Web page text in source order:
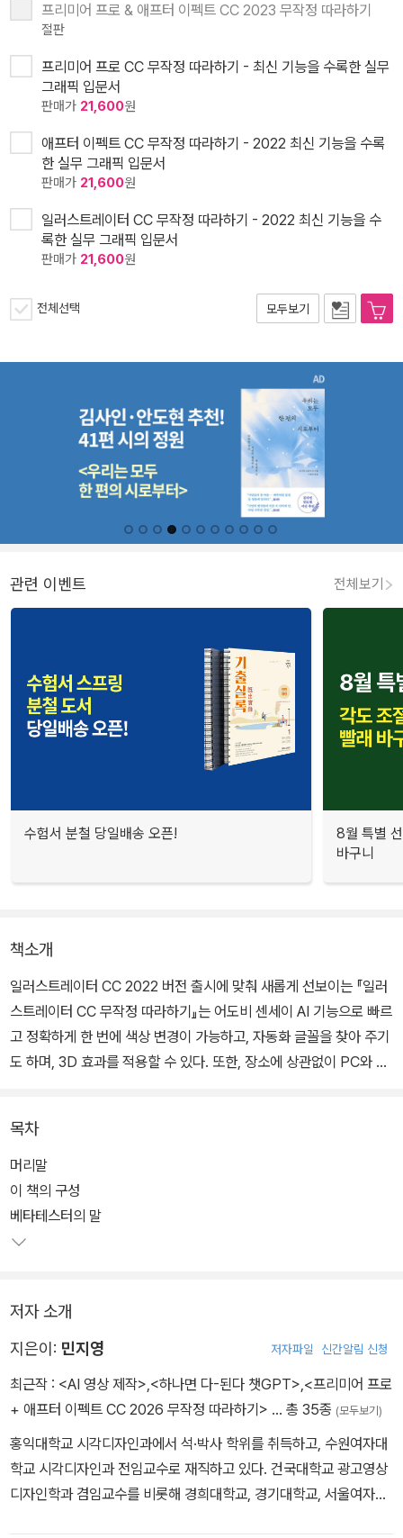
프리미어 프로 & 애프터 이펙트 CC 2023 무작정 따라하기
절판
프리미어 프로 CC 무작정 따라하기 - 최신 기능을 수록한 실무
그래픽 입문서
판매가 21,600원
애프터 이펙트 CC 무작정 따라하기 - 2022 최신 기능을 수록
한 실무 그래픽 입문서
판매가 21,600원
일러스트레이터 CC 무작정 따라하기 - 2022 최신 기능을 수
록한 실무 그래픽 입문서
판매가 21,600원
전체선택 모두보기
관련 이벤트 전체보기
수험서 분철 당일배송 오픈!
8월 특별
바구니
책소개
일러스트레이터 CC 2022 버전 출시에 맞춰 새롭게 선보이는 『일러
스트레이터 CC 무작정 따라하기』는 어도비 센세이 AI 기능으로 빠르
고 정확하게 한 번에 색상 변경이 가능하고, 자동화 글꼴을 찾아 주기
도 하며, 3D 효과를 적용할 수 있다. 또한, 장소에 상관없이 PC와 아
이 책에서는 단 한 권으로, 쉽고 빠르게 일러스트레이터를 배울 수 있
도록 핵심 기능과 실무 따라하기 예제를 연계하여 구성하였다. 체계
적이고 효율적인 학습을 위해 「우선순위 TOP 20」, 「핵심 키워드」,
「신기능&중요」, 초급과 중급으로 나눠 공부할 수 있는 「학습 계획」 코
학습 시 궁금한 점은 「왜 그럴까?」, 「길벗 독자지원센터」를 통해 바로
해결할 수 있다. 동영상으로 배우는 「혼자 해 보기」는 학습한 부분을
수 있도록 신기능 별책 부록을 제공하고 있다.
목차
머리말
이 책의 구성
베타테스터의 말
저자 소개
지은이: 민지영 저자파일 신간알림 신청
최근작 : <AI 영상 제작>,<하나면 다-된다 챗GPT>,<프리미어 프로
+ 애프터 이펙트 CC 2026 무작정 따라하기> … 총 35종 (모두보기)
홍익대학교 시각디자인과에서 석·박사 학위를 취득하고, 수원여자대
학교 시각디자인과 전임교수로 재직하고 있다. 건국대학교 광고영상
디자인학과 겸임교수를 비롯해 경희대학교, 경기대학교, 서울여자대